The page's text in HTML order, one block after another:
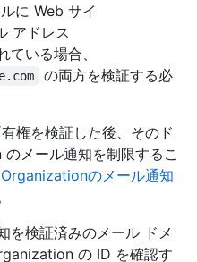
に Web サイ
アドレス
ている場合、
の両方を検証する必
権を検証した後、そのド
メール通知を制限するこ
Organizationのメール通知
を検証済みのメール ドメ
の ID を確認す